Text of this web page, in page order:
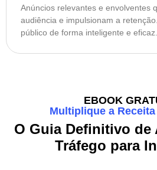
Anúncios relevantes e envolventes
audiência e impulsionam a
público de forma inteligente e eficaz.
EBOOK
Multiplique a
O Guia Definitivo de
Tráfego para